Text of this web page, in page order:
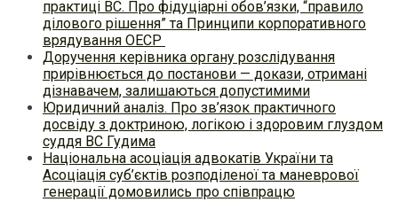
практиці ВC. Про фідуціарні обов’язки, “правило
ділового рішення” та Принципи корпоративного
врядування ОЕСР
Доручення керівника органу розслідування
прирівнюється до постанови — докази, отримані
дізнавачем, залишаються допустимими
Юридичний аналіз. Про зв’язок практичного
досвіду з доктриною, логікою і здоровим глуздом
суддя ВС Гудима
Національна асоціація адвокатів України та
Асоціація суб’єктів розподіленої та маневрової
генерації домовились про співпрацю